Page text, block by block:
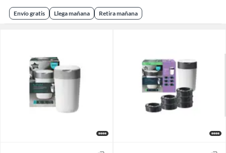
Envío gratis Llega mañana Retira mañana